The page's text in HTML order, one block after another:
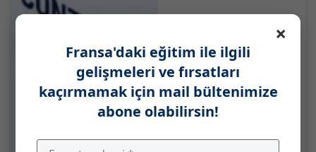
Öğrenciler İçin
Elektrik Sözleşmesi:
×
Fransa'daki eğitim ile ilgili
gelişmeleri ve fırsatları
kaçırmamak için mail bültenimize
abone olabilirsin!